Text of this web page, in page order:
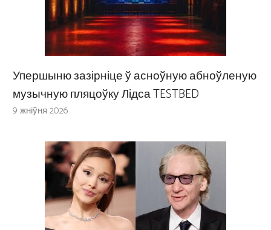
Упершыню зазірніце ў асноўную абноўленую
музычную пляцоўку Лідса TESTBED
9 жніўня 2026